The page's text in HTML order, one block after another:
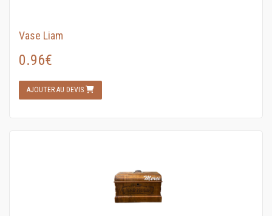
Vase Liam
0.96€
AJOUTER AU DEVIS